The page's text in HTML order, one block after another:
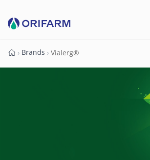
Forside
› Brands › Vialerg®